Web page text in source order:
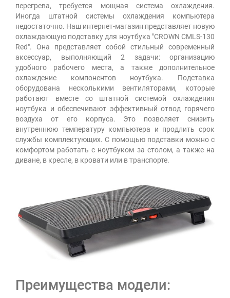
перегрева, требуется мощная система охлаждения.
Иногда штатной системы охлаждения компьютера
недостаточно. Наш интернет-магазин представляет новую
охлаждающую подставку для ноутбука "CROWN CMLS-130
Red". Она представляет собой стильный современный
аксессуар, выполняющий 2 задачи: организацию
удобного рабочего места, а также дополнительное
охлаждение компонентов ноутбука. Подставка
оборудована несколькими вентиляторами, которые
работают вместе со штатной системой охлаждения
ноутбука и обеспечивают эффективный отвод горячего
воздуха от его корпуса. Это позволяет снизить
внутреннюю температуру компьютера и продлить срок
службы комплектующих. С помощью подставки можно с
комфортом работать с ноутбуком за столом, а также на
диване, в кресле, в кровати или в транспорте.
Преимущества модели: